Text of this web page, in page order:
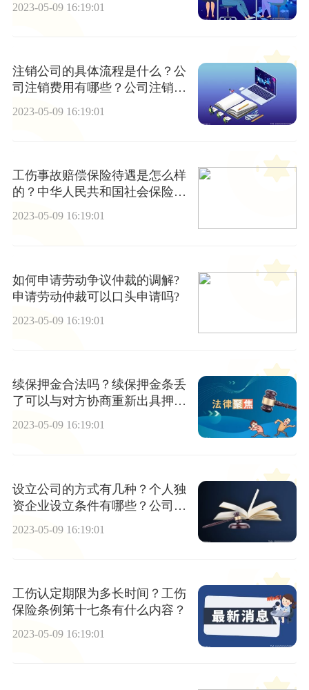
2023-05-09 16:19:01
注销公司的具体流程是什么？公
司注销费用有哪些？公司注销需
要多久时间能办下来？
2023-05-09 16:19:01
工伤事故赔偿保险待遇是怎么样
的？中华人民共和国社会保险法
第三十八条内容
2023-05-09 16:19:01
如何申请劳动争议仲裁的调解?
申请劳动仲裁可以口头申请吗?
2023-05-09 16:19:01
续保押金合法吗？续保押金条丢
了可以与对方协商重新出具押金
条吗？
2023-05-09 16:19:01
设立公司的方式有几种？个人独
资企业设立条件有哪些？公司上
2023-05-09 16:19:01
工伤认定期限为多长时间？工伤
保险条例第十七条有什么内容？
2023-05-09 16:19:01